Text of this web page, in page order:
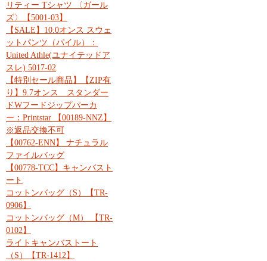
リティー Tシャツ 〈ガール
ズ〉【5001-03】
【SALE】10.0オンス スウェ
ットパンツ（パイル）：
United Athle(ユナイテッドア
スレ) 5017-02
【特別セール商品】【ZIP有
り】9.7オンス スタンダー
ドWフードジップパーカ
ー：Printstar 【00189-NNZ】
※返品交換不可
【00762-ENN】 ナチュラル
ファイルバッグ
【00778-TCC】キャンバスト
ート
コットンバッグ（S）【TR-
0906】
コットンバッグ（M） 【TR-
0102】
ライトキャンバストート
（S）【TR-1412】